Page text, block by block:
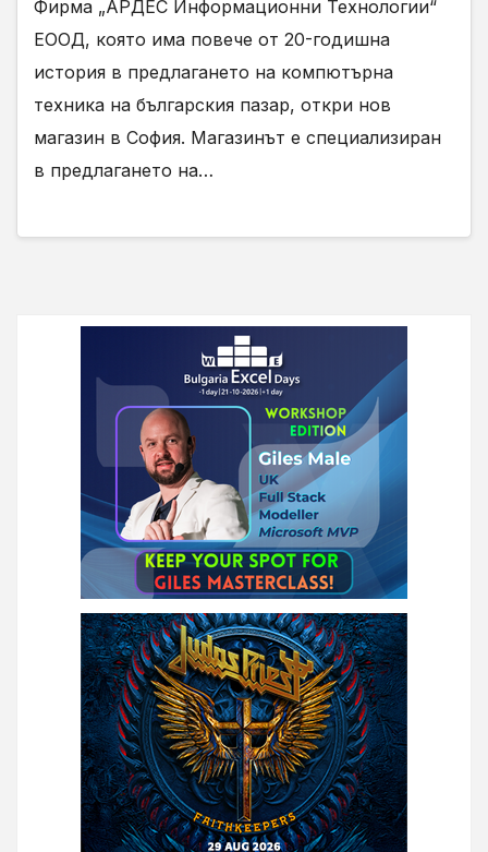
Фирма „АРДЕС Информационни Технологии“
ЕООД, която има повече от 20-годишна
история в предлагането на компютърна
техника на българския пазар, откри нов
магазин в София. Магазинът е специализиран
в предлагането на…